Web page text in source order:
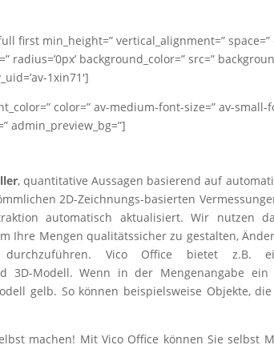
first min_height=” vertical_alignment=” space=”
radius=’0px’ background_color=” src=”
1xin71′]
color=” av-medium-font-size=” av-small-
admin_preview_bg=”]
, quantitative Aussagen basierend auf
2D-Zeichnungs-basierten
automatisch aktualisiert. Wir nutzen
Ihre Mengen qualitätssicher zu gestalten,
durchzuführen. Vico Office bietet z.B.
3D-Modell. Wenn in der Mengenangabe
gelb. So können beispielsweise Objekte,
machen! Mit Vico Office können Sie selbst